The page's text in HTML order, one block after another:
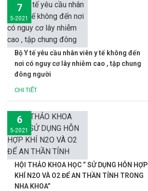
7
5-2021
Bộ Y tế yêu cầu nhân viên y tế không đến
nơi có nguy cơ lây nhiễm cao , tập chung
đông người
CHI TIẾT
6
5-2021
HỘI THẢO KHOA HỌC “ SỬ DỤNG HỖN HỢP
KHÍ N2O VÀ O2 ĐỂ AN THẦN TỈNH TRONG
NHA KHOA”